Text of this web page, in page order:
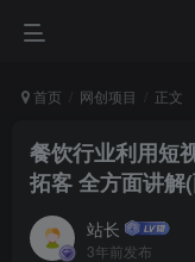
首页 网创项目 正文
餐饮行业利用短
拓客 全方面讲解
站长
3年前发布